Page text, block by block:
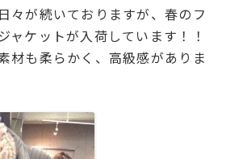
々が続いておりますが、春のフ
ャケットが入荷しています！！
材も柔らかく、高級感がありま